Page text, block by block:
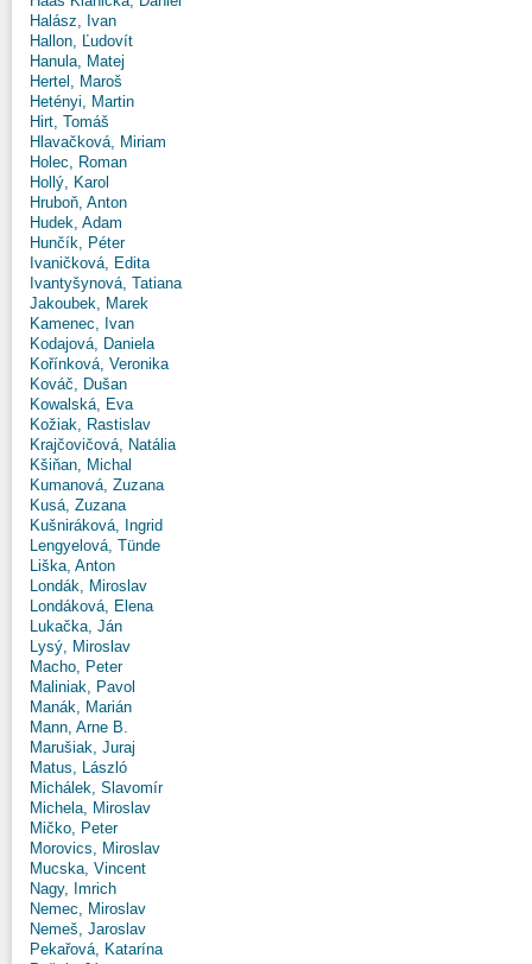
Halász, Ivan
Hallon, Ľudovít
Hanula, Matej
Hertel, Maroš
Hetényi, Martin
Hirt, Tomáš
Hlavačková, Miriam
Holec, Roman
Hollý, Karol
Hruboň, Anton
Hudek, Adam
Hunčík, Péter
Ivaničková, Edita
Ivantyšynová, Tatiana
Jakoubek, Marek
Kamenec, Ivan
Kodajová, Daniela
Kořínková, Veronika
Kováč, Dušan
Kowalská, Eva
Kožiak, Rastislav
Krajčovičová, Natália
Kšiňan, Michal
Kumanová, Zuzana
Kusá, Zuzana
Kušniráková, Ingrid
Lengyelová, Tünde
Liška, Anton
Londák, Miroslav
Londáková, Elena
Lukačka, Ján
Lysý, Miroslav
Macho, Peter
Maliniak, Pavol
Manák, Marián
Mann, Arne B.
Marušiak, Juraj
Matus, László
Michálek, Slavomír
Michela, Miroslav
Mičko, Peter
Morovics, Miroslav
Mucska, Vincent
Nagy, Imrich
Nemec, Miroslav
Nemeš, Jaroslav
Pekařová, Katarína